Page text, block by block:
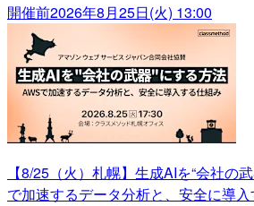
開催前2026年8月25日(火) 13:00
【8/25（火）札幌】生成AIを“会社の
で加速するデータ分析と、安全に導